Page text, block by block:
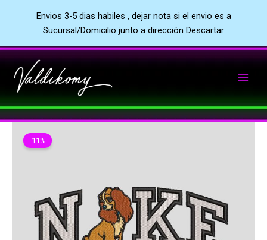
Envios 3-5 dias habiles , dejar nota si el envio es a
Sucursal/Domicilio junto a dirección Descartar
al
contenido
-11%